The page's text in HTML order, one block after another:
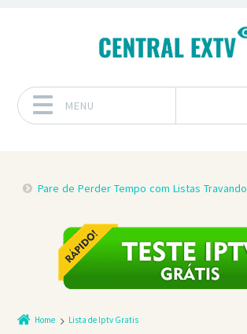
MENU
Pare de Perder Tempo com Listas Travando
Home Lista de Iptv Gratis